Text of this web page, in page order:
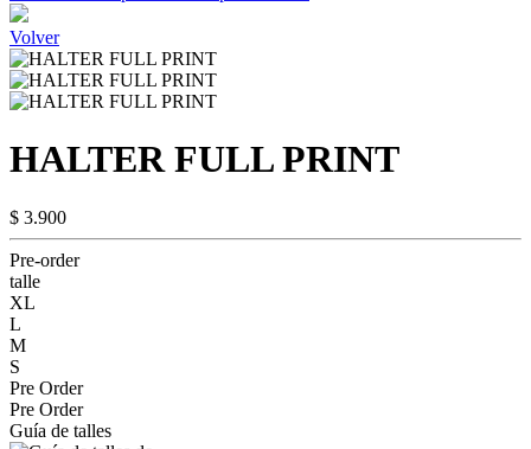
Volver
HALTER FULL PRINT
$ 3.900
Pre-order
talle
XL
L
M
S
Pre Order
Pre Order
Guía de talles